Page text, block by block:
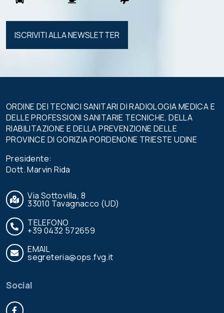
Si prega di
lasciare
ORDINE DEI TECNICI SANITARI DI RADIOLOGIA MEDICA E
DELLE PROFESSIONI SANITARIE TECNICHE, DELLA
RIABILITAZIONE E DELLA PREVENZIONE DELLE
PROVINCE DI GORIZIA PORDENONE TRIESTE UDINE
Presidente:
Dott. Marvin Rida
Via Sottovilla, 8
33010 Tavagnacco (UD)
TELEFONO
+39 0432 572659
EMAIL
segreteria@ops.fvg.it
Social